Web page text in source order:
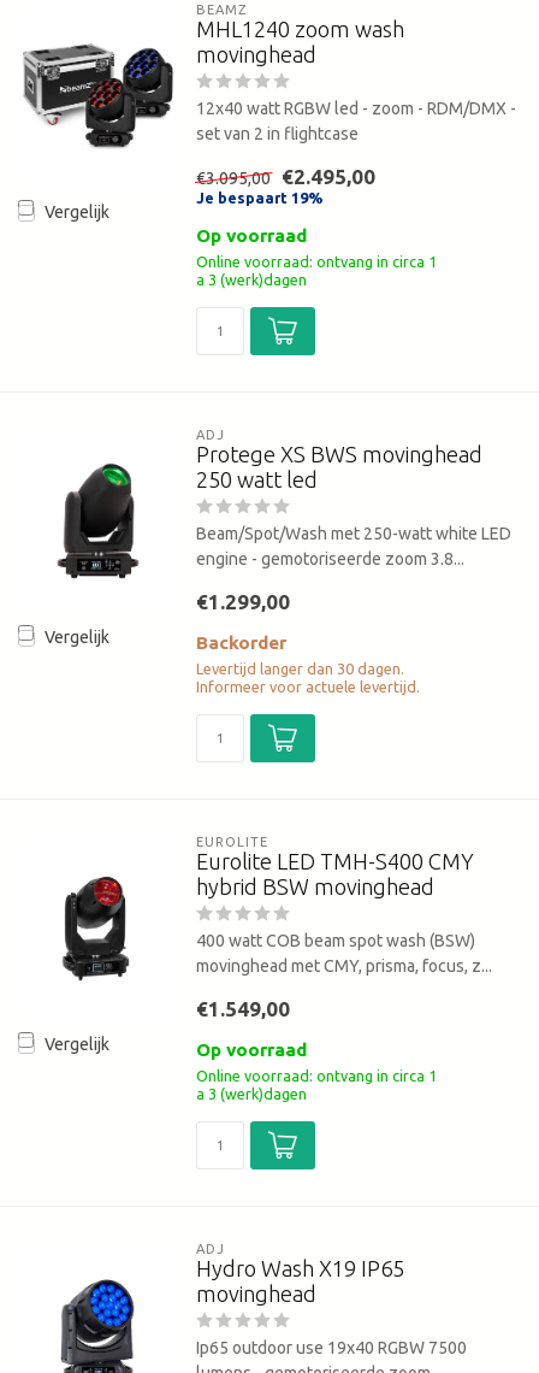
Vergelijk
BEAMZ
MHL1240 zoom wash
movinghead
12x40 watt RGBW led - zoom - RDM/DMX -
set van 2 in flightcase
€3.095,00 €2.495,00
Je bespaart 19%
Op voorraad
Online voorraad: ontvang in circa 1
a 3 (werk)dagen
Vergelijk
ADJ
Protege XS BWS movinghead
250 watt led
Beam/Spot/Wash met 250-watt white LED
engine - gemotoriseerde zoom 3.8...
€1.299,00
Backorder
Levertijd langer dan 30 dagen.
Informeer voor actuele levertijd.
Vergelijk
EUROLITE
Eurolite LED TMH-S400 CMY
hybrid BSW movinghead
400 watt COB beam spot wash (BSW)
movinghead met CMY, prisma, focus, z...
€1.549,00
Op voorraad
Online voorraad: ontvang in circa 1
a 3 (werk)dagen
ADJ
Hydro Wash X19 IP65
movinghead
Ip65 outdoor use 19x40 RGBW 7500